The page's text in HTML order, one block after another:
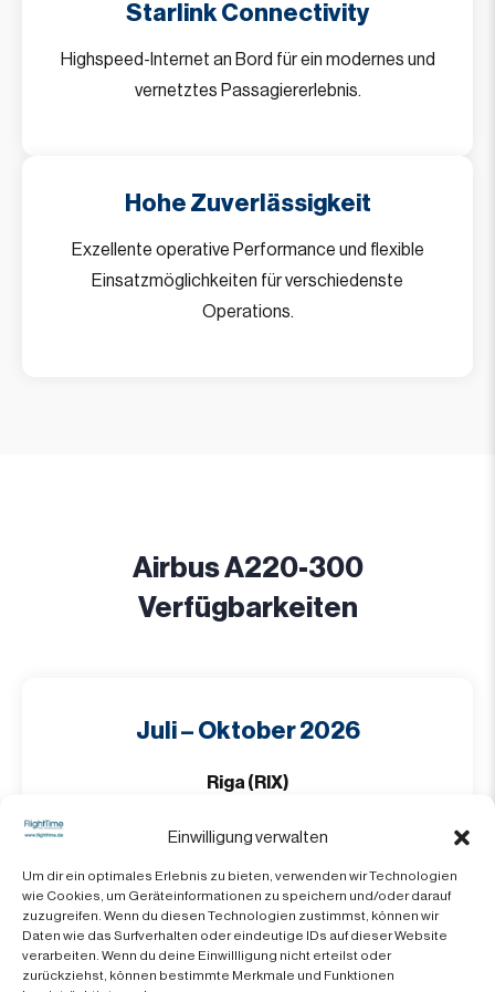
Einwilligung verwalten
Um dir ein optimales Erlebnis zu bieten, verwenden wir Technologien
wie Cookies, um Geräteinformationen zu speichern und/oder darauf
zuzugreifen. Wenn du diesen Technologien zustimmst, können wir
Daten wie das Surfverhalten oder eindeutige IDs auf dieser Website
verarbeiten. Wenn du deine Einwillligung nicht erteilst oder
zurückziehst, können bestimmte Merkmale und Funktionen
Starlink Connectivity
Highspeed-Internet an Bord für ein modernes und
vernetztes Passagiererlebnis.
Hohe Zuverlässigkeit
Exzellente operative Performance und flexible
Einsatzmöglichkeiten für verschiedenste
Operations.
Airbus A220-300
Verfügbarkeiten
Juli – Oktober 2026
Riga (RIX)
November 2026 – März 2027